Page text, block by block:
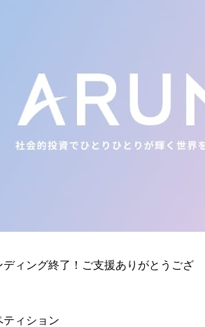
ディング終了！ご支援ありがとうござ
ティション